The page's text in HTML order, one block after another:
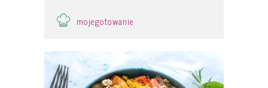
mojegotowanie